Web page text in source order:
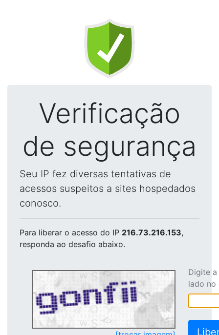
Verificação
de segurança
Seu IP fez diversas tentativas de
acessos suspeitos a sites hospedados
conosco.
Para liberar o acesso do IP 216.73.216.153,
responda ao desafio abaixo.
Digite
lado no